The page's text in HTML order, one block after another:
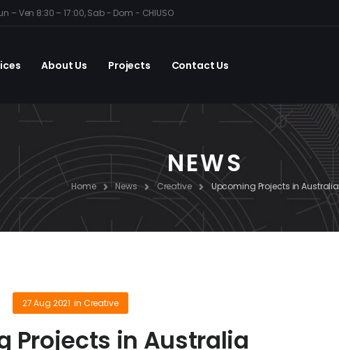
– Ven 8:30 – 17:00, Sab - Dom - CHIUSO
About Us Projects Contact Us
NEWS
Home News Creative Upcoming Projects in Australia
27 Aug 2021 in Creative
Projects in Australia